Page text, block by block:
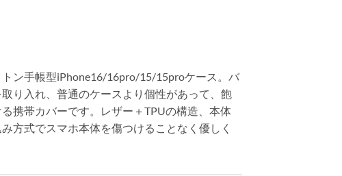
ン手帳型iPhone16/16pro/15/15proケース。バ
り入れ、普通のケースより個性があって、飽
携帯カバーです。レザー＋TPUの構造、本体
方式でスマホ本体を傷つけることなく優しく